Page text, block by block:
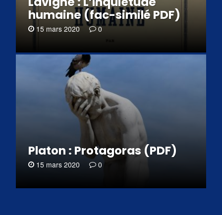
humaine (fac-similé PDF)
15 mars 2020 0
Platon : Protagoras (PDF)
15 mars 2020 0